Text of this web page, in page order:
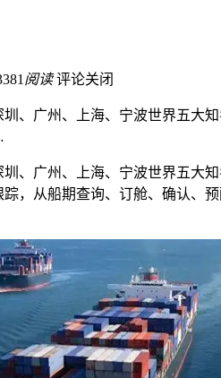
阅读 评论关闭
、广州、上海、宁波世界五大
、广州、上海、宁波世界五大
，从船期查询、订舱、确认、